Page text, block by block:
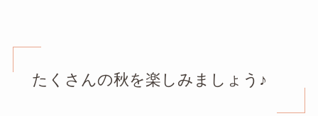
たくさんの秋を楽しみましょう♪